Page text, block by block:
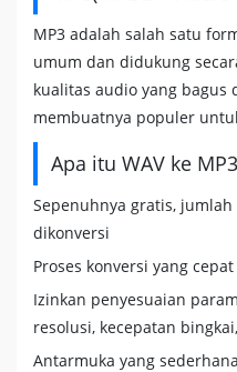
MP3 adalah salah satu
umum dan didukung
kualitas audio yang bagus
membuatnya populer
Apa itu WAV ke
Sepenuhnya gratis,
dikonversi
Proses konversi yang
Izinkan penyesuaian
resolusi, kecepatan
Antarmuka yang